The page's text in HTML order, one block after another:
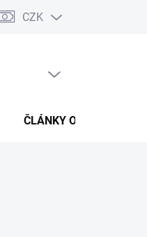
CZK
ČLÁNKY O ZDRAVÍ